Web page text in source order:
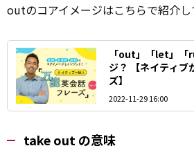
outのコアイメージはこちらで紹介し
「out」「let」「
ジ？ 【ネイティブ
ズ】
2022-11-29 16:00
take out の意味